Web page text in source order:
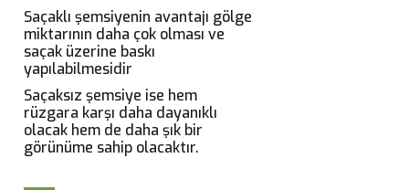
Saçaklı şemsiyenin avantajı gölge
miktarının daha çok olması ve
saçak üzerine baskı
yapılabilmesidir
Saçaksız şemsiye ise hem
rüzgara karşı daha dayanıklı
olacak hem de daha şık bir
görünüme sahip olacaktır.